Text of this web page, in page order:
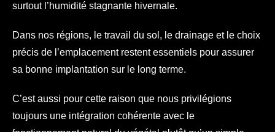
surtout l’humidité stagnante hivernale.
Dans nos régions, le travail du sol, le drainage et le choix
précis de l’emplacement restent essentiels pour assurer
sa bonne implantation sur le long terme.
C’est aussi pour cette raison que nous privilégions
toujours une intégration cohérente avec le